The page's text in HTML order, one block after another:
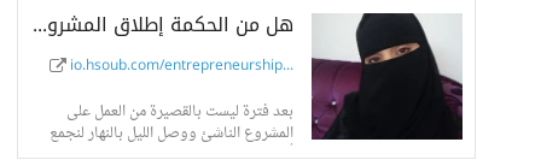
هل من الحكمة إطلاق المشروع الناشئ قبل اكتماله؟ - حسوب I/O
io.hsoub.com/entrepreneurship...
بعد فترة ليست بالقصيرة من العمل على
المشروع الناشئ ووصل الليل بالنهار لنجمع